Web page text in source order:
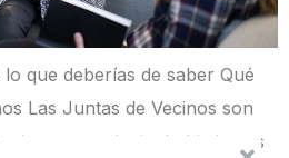
que deberías de saber Qué
Las Juntas de Vecinos son
cuyo principal objetivo es